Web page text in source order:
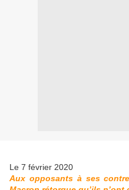
Le 7 février 2020
Aux oppo­sants à ses